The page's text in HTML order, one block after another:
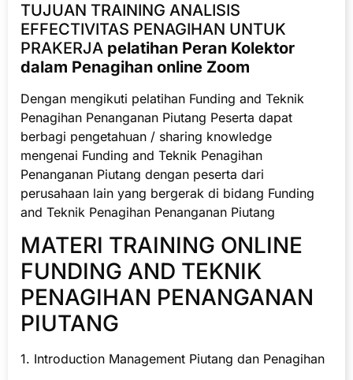
TUJUAN TRAINING ANALISIS
EFFECTIVITAS PENAGIHAN UNTUK
PRAKERJA pelatihan Peran Kolektor
dalam Penagihan online Zoom
Dengan mengikuti pelatihan Funding and Teknik
Penagihan Penanganan Piutang Peserta dapat
berbagi pengetahuan / sharing knowledge
mengenai Funding and Teknik Penagihan
Penanganan Piutang dengan peserta dari
perusahaan lain yang bergerak di bidang Funding
and Teknik Penagihan Penanganan Piutang
MATERI TRAINING ONLINE
FUNDING AND TEKNIK
PENAGIHAN PENANGANAN
PIUTANG
1. Introduction Management Piutang dan Penagihan